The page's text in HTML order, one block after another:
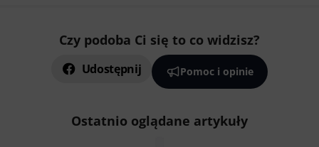
Czy podoba Ci się to co widzisz?
Udostępnij Pomoc i opinie
Ostatnio oglądane artykuły